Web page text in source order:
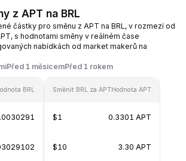
z APT na BRL
částky pro směnu z APT na BRL, v rozmezí od
s hodnotami směny v reálném čase
nabídkách od market makerů na
Před 1 měsícemPřed 1 rokem
BRL Směnit BRL za APTHodnota APT
$1 0.3301 APT
$10 3.30 APT